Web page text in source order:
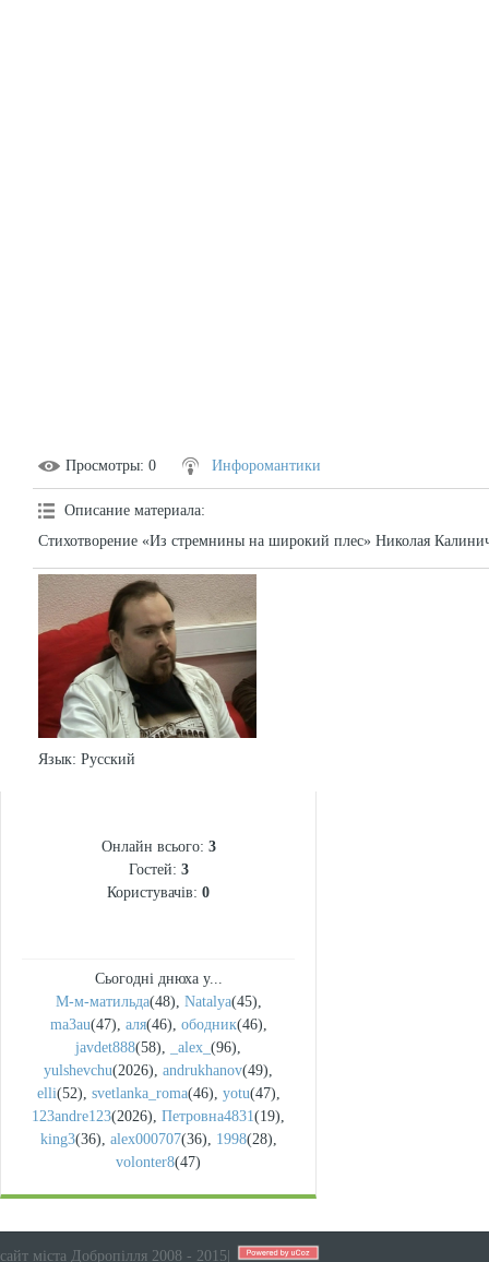
Просмотры: 0 Инфоромантики
Описание материала:
Стихотворение «Из стремнины на широкий плес» Николая
Язык: Русский
Онлайн всього: 3
Гостей: 3
Користувачів: 0
Сьогодні днюха у...
М-м-матильда(48), Natalya(45),
ma3au(47), аля(46), ободник(46),
javdet888(58), _alex_ (96),
yulshevchu(2026), andrukhanov(49),
elli(52), svetlanka_roma(46), yotu(47),
123andre123(2026), Петровна4831(19),
king3(36), alex000707(36), 1998(28),
volonter8(47)
сайт міста Добропілля 2008 - 2015